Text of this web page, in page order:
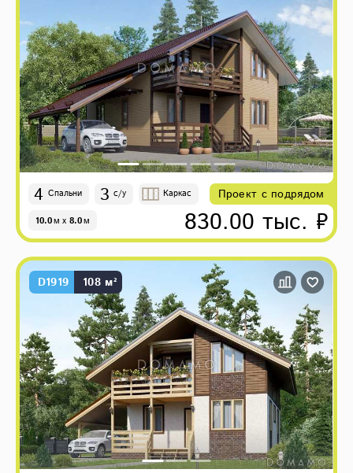
4 Спальни 3 с/у Каркас
10.0м x 8.0м
Проект с подрядом
830.00 тыс. ₽
D1919 108 м²